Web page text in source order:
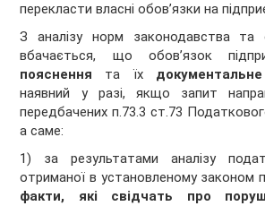
перекласти власні обов’язки на
З аналізу норм законодавства та
вбачається, що обов’язок
пояснення та їх
наявний у разі, якщо запит
передбачених п.73.3 ст.73
а саме:
1) за результатами аналізу
отриманої в установленому законом
факти, які свідчать про